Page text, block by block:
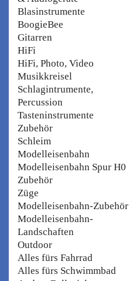
Blasinstrumente
BoogieBee
Gitarren
HiFi
HiFi, Photo, Video
Musikkreisel
Schlagintrumente,
Percussion
Tasteninstrumente
Zubehör
Schleim
Modelleisenbahn
Modelleisenbahn Spur H0
Zubehör
Züge
Modelleisenbahn-Zubehör
Modelleisenbahn-
Landschaften
Outdoor
Alles fürs Fahrrad
Alles fürs Schwimmbad